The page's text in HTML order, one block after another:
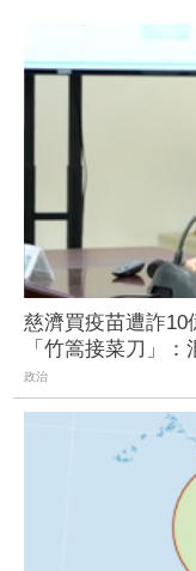
慈濟買疫苗遭詐
「竹篙接菜刀」
政治